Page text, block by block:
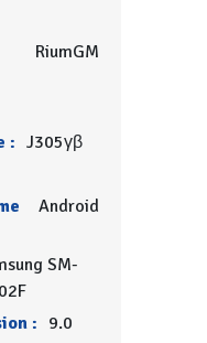
RiumGM
: J305γβ
Android
SM-
:
9.0